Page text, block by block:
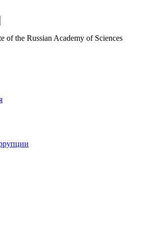
of the Russian Academy of Sciences